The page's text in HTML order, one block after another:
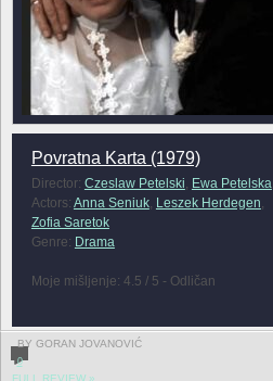
Povratna Karta (1979)
Director: Czeslaw Petelski, Ewa Petelska
Actors: Anna Seniuk, Leszek Herdegen,
Zofia Saretok
Genre: Drama
Moje mišljenje: 4.5 / 5 - Odličan
BY GORAN JOVANOVIĆ
0